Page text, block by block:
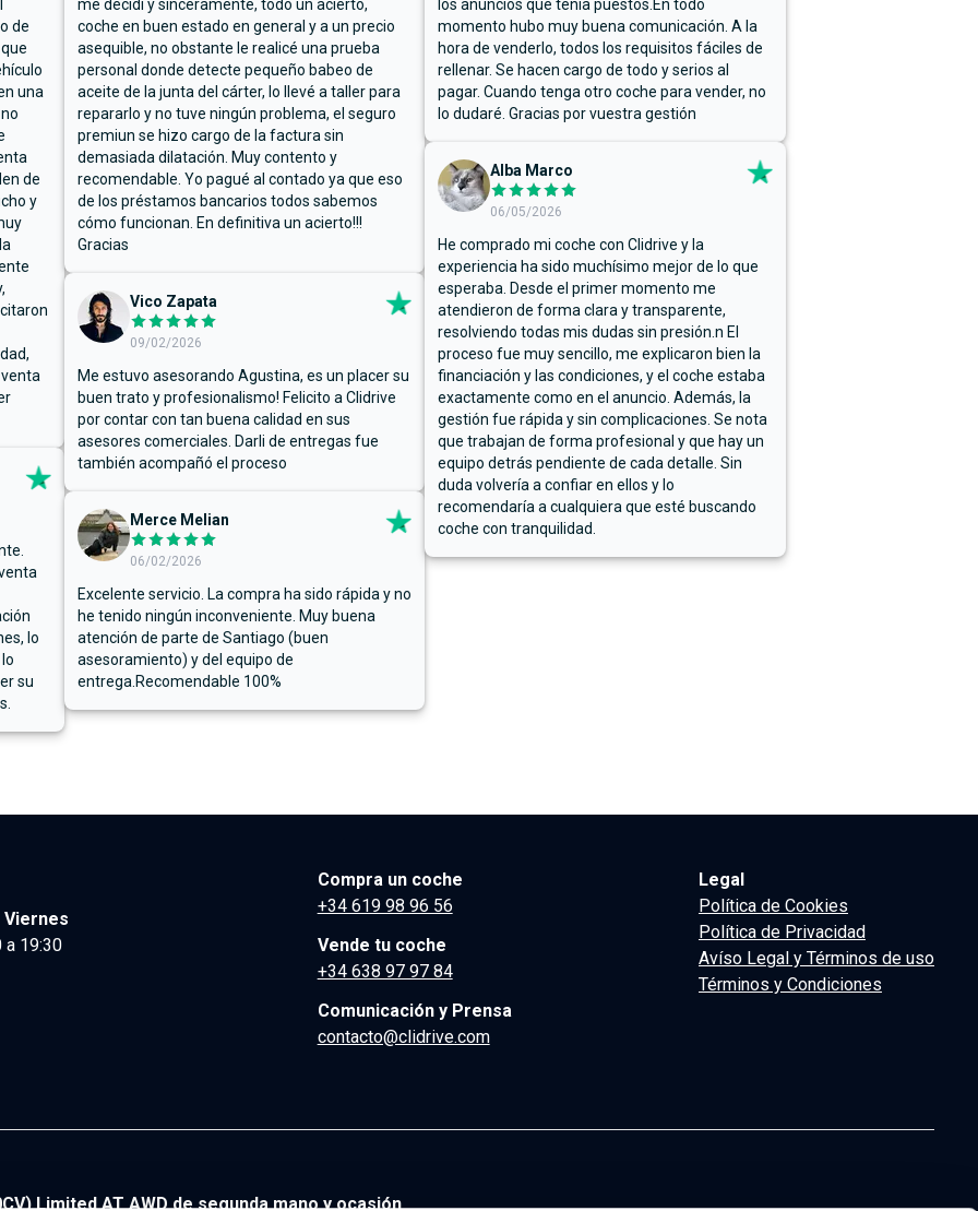
de
una
de
y
lo
su
me decidí y sinceramente, todo un acierto,
coche en buen estado en general y a un precio
asequible, no obstante le realicé una prueba
personal donde detecte pequeño babeo de
aceite de la junta del cárter, lo llevé a taller para
repararlo y no tuve ningún problema, el seguro
premiun se hizo cargo de la factura sin
demasiada dilatación. Muy contento y
recomendable. Yo pagué al contado ya que eso
de los préstamos bancarios todos sabemos
cómo funcionan. En definitiva un acierto!!!
Gracias
Vico Zapata
09/02/2026
Me estuvo asesorando Agustina, es un placer su
buen trato y profesionalismo! Felicito a Clidrive
por contar con tan buena calidad en sus
asesores comerciales. Darli de entregas fue
también acompañó el proceso
Merce Melian
06/02/2026
Excelente servicio. La compra ha sido rápida y no
he tenido ningún inconveniente. Muy buena
atención de parte de Santiago (buen
asesoramiento) y del equipo de
entrega.Recomendable 100%
los anuncios que tenía puestos.En todo
momento hubo muy buena comunicación. A la
hora de venderlo, todos los requisitos fáciles de
rellenar. Se hacen cargo de todo y serios al
pagar. Cuando tenga otro coche para vender, no
lo dudaré. Gracias por vuestra gestión
Alba Marco
06/05/2026
He comprado mi coche con Clidrive y la
experiencia ha sido muchísimo mejor de lo que
esperaba. Desde el primer momento me
atendieron de forma clara y transparente,
resolviendo todas mis dudas sin presión.n El
proceso fue muy sencillo, me explicaron bien la
financiación y las condiciones, y el coche estaba
exactamente como en el anuncio. Además, la
gestión fue rápida y sin complicaciones. Se nota
que trabajan de forma profesional y que hay un
equipo detrás pendiente de cada detalle. Sin
duda volvería a confiar en ellos y lo
recomendaría a cualquiera que esté buscando
coche con tranquilidad.
Viernes
a 19:30
Compra un coche
+34 619 98 96 56
Vende tu coche
+34 638 97 97 84
Comunicación y Prensa
contacto@clidrive.com
Legal
Política de Cookies
Política de Privacidad
Avíso Legal y Términos de uso
Términos y Condiciones
Limited AT AWD de segunda mano y ocasión